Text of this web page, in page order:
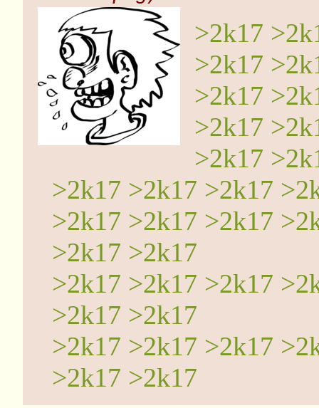
>2k17
>2k17
>2k17
>2k17
>2k17
>2k17 >2k17 >2k17
>2k17 >2k17 >2k17
>2k17 >2k17
>2k17 >2k17 >2k17
>2k17 >2k17
>2k17 >2k17 >2k17
>2k17 >2k17